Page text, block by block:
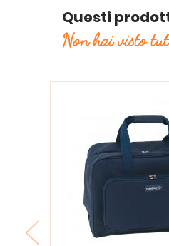
Questi
Non hai visto